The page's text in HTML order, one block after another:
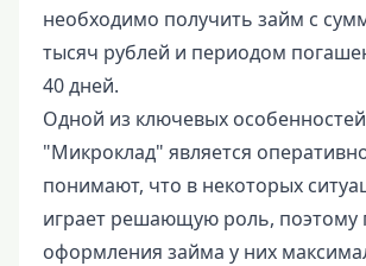
необходимо получить займ с
тысяч рублей и периодом
40 дней.
Одной из ключевых
"Микроклад" является
понимают, что в некоторых
играет решающую роль, поэтому
оформления займа у них